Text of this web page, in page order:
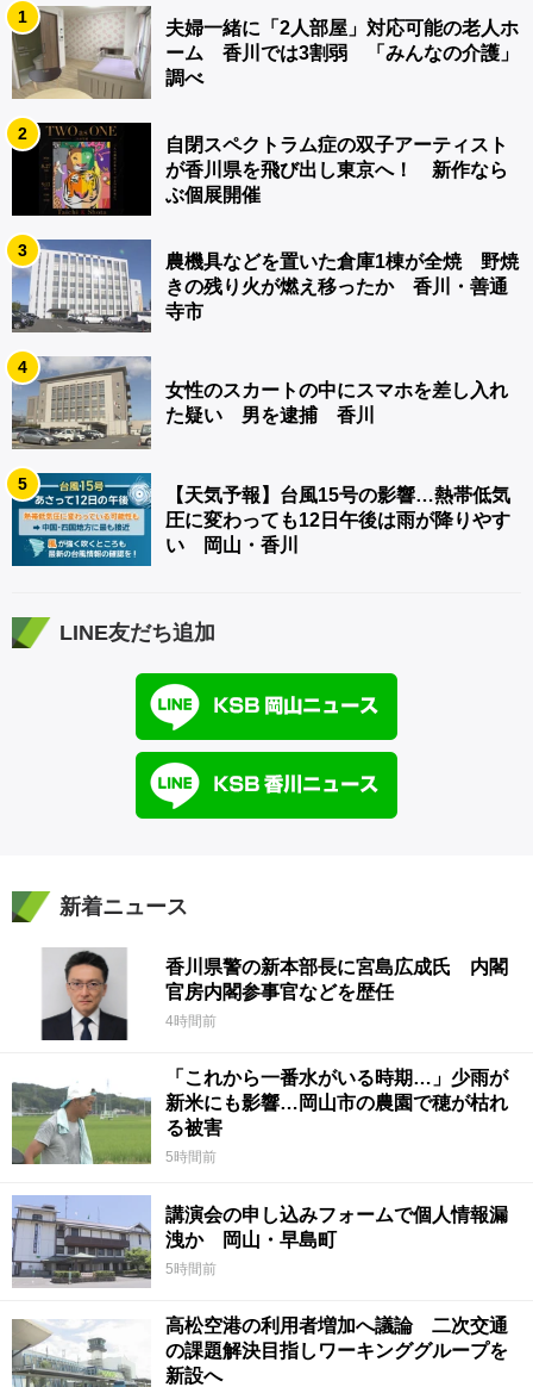
1
夫婦一緒に「2人部屋」対応可能の老人ホ
ーム 香川では3割弱 「みんなの介護」
調べ
2
自閉スペクトラム症の双子アーティスト
が香川県を飛び出し東京へ！ 新作なら
ぶ個展開催
3
農機具などを置いた倉庫1棟が全焼 野焼
きの残り火が燃え移ったか 香川・善通
寺市
4
女性のスカートの中にスマホを差し入れ
た疑い 男を逮捕 香川
5
【天気予報】台風15号の影響…熱帯低気
圧に変わっても12日午後は雨が降りやす
い 岡山・香川
LINE友だち追加
新着ニュース
香川県警の新本部長に宮島広成氏 内閣
官房内閣参事官などを歴任
4時間前
「これから一番水がいる時期…」少雨が
新米にも影響…岡山市の農園で穂が枯れ
る被害
5時間前
講演会の申し込みフォームで個人情報漏
洩か 岡山・早島町
5時間前
高松空港の利用者増加へ議論 二次交通
の課題解決目指しワーキンググループを
新設へ